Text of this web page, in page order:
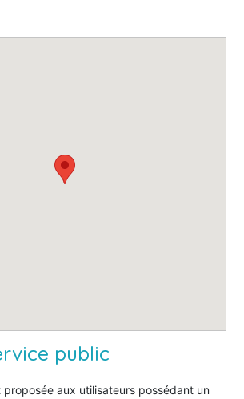
public
proposée aux utilisateurs possédant un